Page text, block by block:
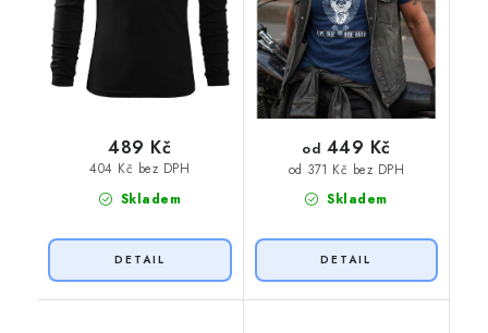
Skladem
404 Kč bez DPH
489 Kč
Skladem
od 371 Kč bez DPH
od 449 Kč